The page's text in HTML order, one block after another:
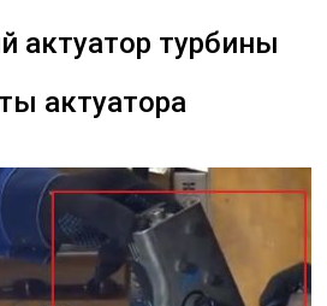
актуатор турбины
актуатора